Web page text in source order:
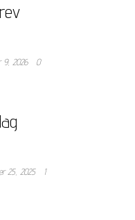
9, 2026 0
25, 2025 1